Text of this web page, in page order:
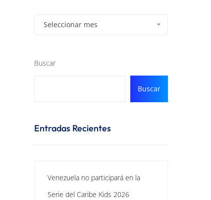
Seleccionar mes
Buscar
Buscar
Entradas Recientes
Venezuela no participará en la
Serie del Caribe Kids 2026